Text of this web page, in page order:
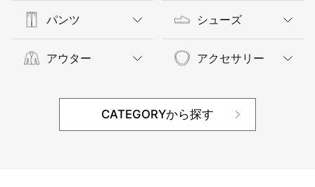
パンツ
アウター
シューズ
アクセサリー
CATEGORYから探す